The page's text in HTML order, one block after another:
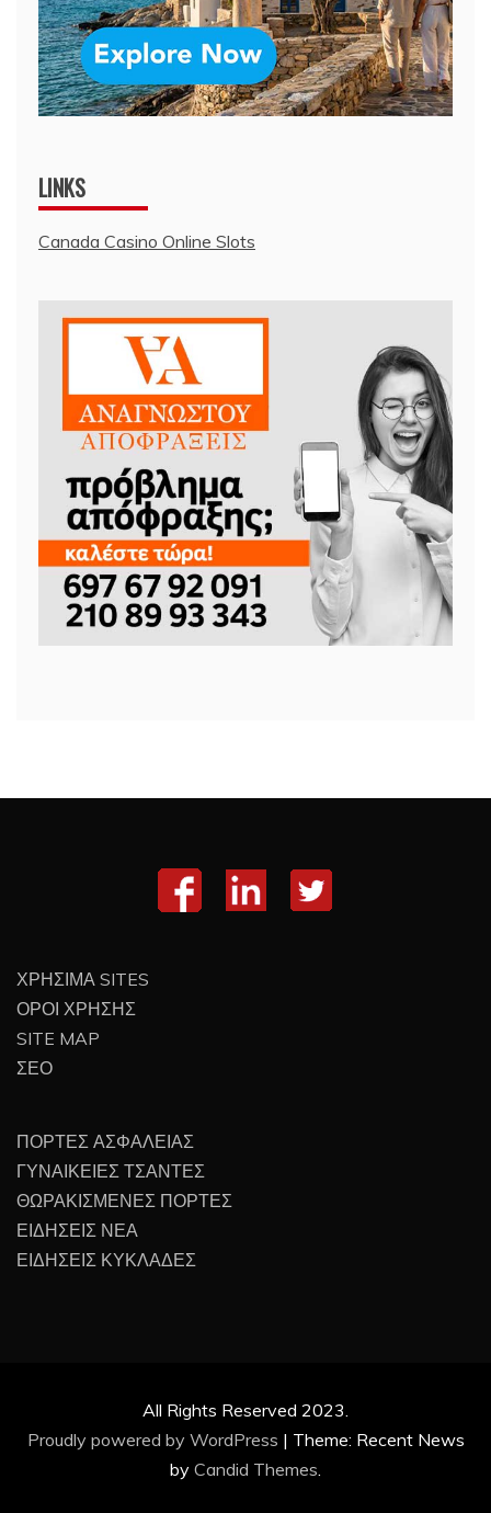
LINKS
Canada Casino Online Slots
ΧΡΗΣΙΜΑ SITES
ΟΡΟΙ ΧΡΗΣΗΣ
SITE MAP
ΣΕΟ
ΠΟΡΤΕΣ ΑΣΦΑΛΕΙΑΣ
ΓΥΝΑΙΚΕΙΕΣ ΤΣΑΝΤΕΣ
ΘΩΡΑΚΙΣΜΕΝΕΣ ΠΟΡΤΕΣ
ΕΙΔΗΣΕΙΣ ΝΕΑ
ΕΙΔΗΣΕΙΣ ΚΥΚΛΑΔΕΣ
All Rights Reserved 2023.
Proudly powered by WordPress | Theme: Recent News
by Candid Themes